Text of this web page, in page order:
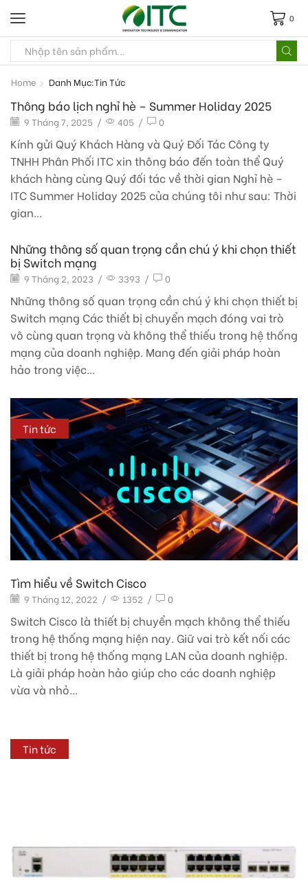
0
Home Danh Mục:Tin Tức
Thông báo lịch nghỉ hè – Summer Holiday 2025
9 Tháng 7, 2025 / 405 / 0
Kính gửi Quý Khách Hàng và Quý Đối Tác Công ty
TNHH Phân Phối ITC xin thông báo đến toàn thể Quý
khách hàng cùng Quý đối tác về thời gian Nghỉ hè –
ITC Summer Holiday 2025 của chúng tôi như sau: Thời
gian...
Những thông số quan trọng cần chú ý khi chọn thiết
bị Switch mạng
9 Tháng 2, 2023 / 3393 / 0
Những thông số quan trọng cần chú ý khi chọn thiết bị
Switch mạng Các thiết bị chuyển mạch đóng vai trò
vô cùng quan trọng và không thể thiếu trong hệ thống
mạng của doanh nghiệp. Mang đến giải pháp hoàn
hảo trong việc...
Tin tức
Tìm hiểu về Switch Cisco
9 Tháng 12, 2022 / 1352 / 0
Switch Cisco là thiết bị chuyển mạch không thể thiếu
trong hệ thống mạng hiện nay. Giữ vai trò kết nối các
thiết bị trong hệ thống mạng LAN của doanh nghiệp.
Là giải pháp hoàn hảo giúp cho các doanh nghiệp
vừa và nhỏ...
Tin tức